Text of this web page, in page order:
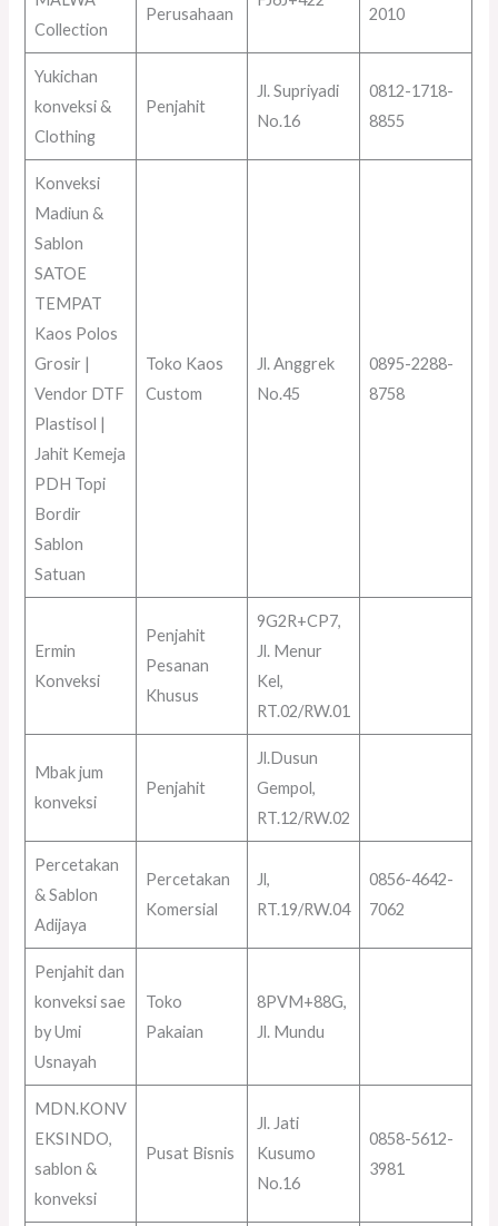
Collection
Perusahaan
2010
Yukichan
konveksi &
Clothing
Penjahit
Jl. Supriyadi
No.16
0812-1718-
8855
Konveksi
Madiun &
Sablon
SATOE
TEMPAT
Kaos Polos
Grosir |
Vendor DTF
Plastisol |
Jahit Kemeja
PDH Topi
Bordir
Sablon
Satuan
Toko Kaos
Custom
Jl. Anggrek
No.45
0895-2288-
8758
Ermin
Konveksi
Penjahit
Pesanan
Khusus
9G2R+CP7,
Jl. Menur
Kel,
RT.02/RW.01
Mbak jum
konveksi
Penjahit
Jl.Dusun
Gempol,
RT.12/RW.02
Percetakan
& Sablon
Adijaya
Percetakan
Komersial
Jl,
RT.19/RW.04
0856-4642-
7062
Penjahit dan
konveksi sae
by Umi
Usnayah
Toko
Pakaian
8PVM+88G,
Jl. Mundu
MDN.KONV
EKSINDO,
sablon &
konveksi
Pusat Bisnis
Jl. Jati
Kusumo
No.16
0858-5612-
3981